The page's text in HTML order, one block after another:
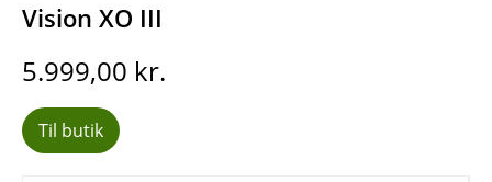
Vision XO III
5.999,00 kr.
Til butik